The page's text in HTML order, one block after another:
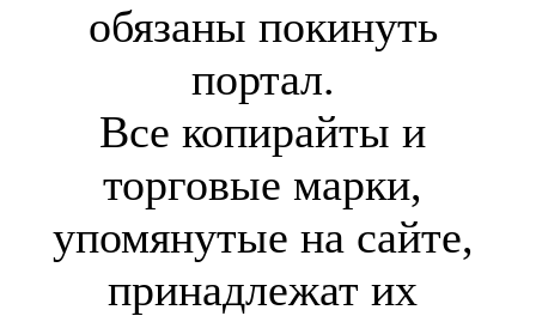
обязаны покинуть
портал.
Все копирайты и
торговые марки,
упомянутые на сайте,
принадлежат их